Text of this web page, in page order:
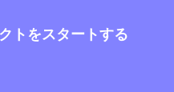
トをスタートする